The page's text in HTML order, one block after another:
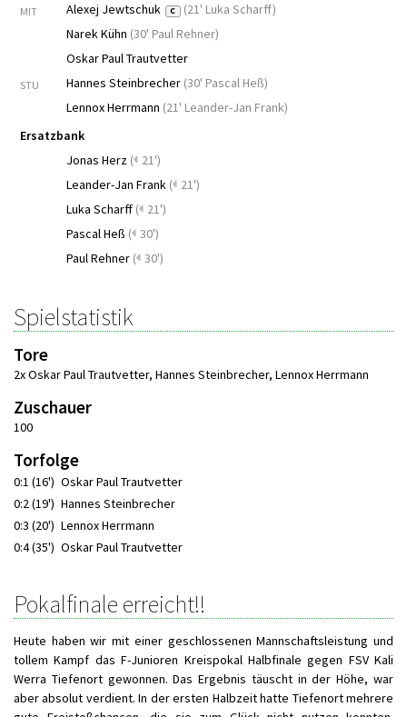
MIT Alexej Jewtschuk C (21' Luka Scharff)
Narek Kühn (30' Paul Rehner)
Oskar Paul Trautvetter
STU Hannes Steinbrecher (30' Pascal Heß)
Lennox Herrmann (21' Leander-Jan Frank)
Ersatzbank
Jonas Herz ( 21')
Leander-Jan Frank ( 21')
Luka Scharff ( 21')
Pascal Heß ( 30')
Paul Rehner ( 30')
Spielstatistik
Tore
2x Oskar Paul Trautvetter, Hannes Steinbrecher, Lennox Herrmann
Zuschauer
100
Torfolge
0:1 (16') Oskar Paul Trautvetter
0:2 (19') Hannes Steinbrecher
0:3 (20') Lennox Herrmann
0:4 (35') Oskar Paul Trautvetter
Pokalfinale erreicht!!
Heute haben wir mit einer geschlossenen Mannschaftsleistung und
tollem Kampf das F-Junioren Kreispokal Halbfinale gegen FSV Kali
Werra Tiefenort gewonnen. Das Ergebnis täuscht in der Höhe, war
aber absolut verdient. In der ersten Halbzeit hatte Tiefenort mehrere